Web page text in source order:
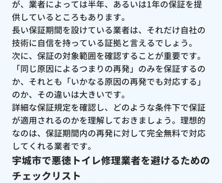
が、業者によっては半年、あるいは1年の保証を提
供しているところもあります。
長い保証期間を設けている業者は、それだけ自社の
技術に自信を持っている証拠と言えるでしょう。
次に、保証の対象範囲を確認することが重要です。
「同じ原因によるつまりの再発」のみを保証するの
か、それとも「いかなる原因の再発でも対応する」
のか、その違いは大きいです。
詳細な保証規定を確認し、どのような条件下で保証
が適用されるのかを理解しておきましょう。理想的
なのは、保証期間内の再発に対して完全無料で対応
してくれる業者です。
宇城市で悪徳トイレ修理業者を避けるための
チェックリスト